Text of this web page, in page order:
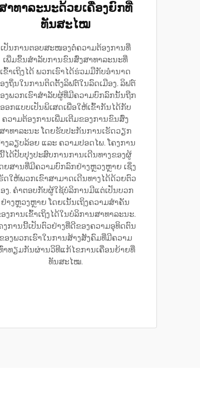
າທາລະນະດ້ວຍເຄື່ອງຍົກທີ່
ທັນສະໄໝ
ເປັນການຕອບສະໜອງຕໍ່ຄວາມຕ້ອງການທີ່
ເພີ່ມຂຶ້ນສຳລັບການຂົນສົ່ງສາທາລະນະທີ່
ເຂົ້າເຖິງໄດ້ ພວກເຮົາໄດ້ຮ່ວມມືກັບອຳນາດ
ງຖິ່ນໃນການຕິດຕັ້ງລິຟຕ໌ໃນລົດເມືອງ. ລິຟຕ໌
ງພວກເຮົາສຳລັບຜູ້ທີ່ມີຄວາມບົກລົກນັ້ນຖືກ
ອອກແບບເປັນພິເສດເພື່ອໃຫ້ເຂົ້າກັນໄດ້ກັບ
ຄວາມຕ້ອງການເພີ່ມເຕີມຂອງການຂົນສົ່ງ
ສາທາລະນະ ໂດຍຮັບປະກັນການເຮັດວຽກ
ງລຽບລ້ອຍ ແລະ ຄວາມປອດໄພ. ໂຄງການ
ນີ້ໄດ້ປັບປຸງປະສົບການການເດີນທາງຂອງຜູ້
ຍສານທີ່ມີຄວາມບົກລົກຢ່າງຫຼວງຫຼາຍ ເຊິ່ງ
ດໃຫ້ພວກເຂົາສາມາດເດີນທາງໄດ້ດ້ວຍຕົວ
ອງ. ຄຳຕອບກັບຜູ້ໃຊ້ບໍລິການມີແຕ່ເປັນບວກ
ຢ່າງຫຼວງຫຼາຍ ໂດຍເນັ້ນເຖິງຄວາມສຳຄັນ
ງການເຂົ້າເຖິງໄດ້ໃນບໍລິການສາທາລະນະ.
ງການນີ້ເປັນຕົວຢ່າງທີ່ດີຂອງຄວາມອຸທິດຕົນ
ຂອງພວກເຮົາໃນການສ້າງສັງຄົມທີ່ມີຄວາມ
າທຽມກັນຜ່ານວິທີແກ້ໄຂການເຄື່ອນຍ້າຍທີ່
ທັນສະໄໝ.